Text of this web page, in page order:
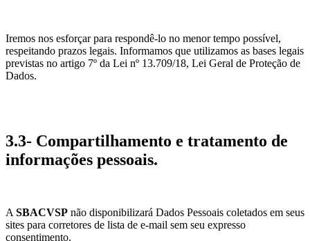
Iremos nos esforçar para respondê-lo no menor tempo possível,
respeitando prazos legais. Informamos que utilizamos as bases legais
previstas no artigo 7º da Lei nº 13.709/18, Lei Geral de Proteção de
Dados.
3.3- Compartilhamento e tratamento de
informações pessoais.
A SBACVSP não disponibilizará Dados Pessoais coletados em seus
sites para corretores de lista de e-mail sem seu expresso
consentimento.